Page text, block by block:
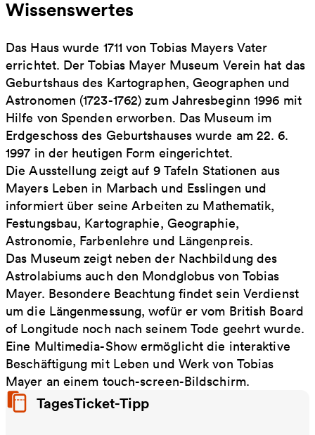
Wissenswertes
Das Haus wurde 1711 von Tobias Mayers Vater
errichtet. Der Tobias Mayer Museum Verein hat das
Geburtshaus des Kartographen, Geographen und
Astronomen (1723-1762) zum Jahresbeginn 1996 mit
Hilfe von Spenden erworben. Das Museum im
Erdgeschoss des Geburtshauses wurde am 22. 6.
1997 in der heutigen Form eingerichtet.
Die Ausstellung zeigt auf 9 Tafeln Stationen aus
Mayers Leben in Marbach und Esslingen und
informiert über seine Arbeiten zu Mathematik,
Festungsbau, Kartographie, Geographie,
Astronomie, Farbenlehre und Längenpreis.
Das Museum zeigt neben der Nachbildung des
Astrolabiums auch den Mondglobus von Tobias
Mayer. Besondere Beachtung findet sein Verdienst
um die Längenmessung, wofür er vom British Board
of Longitude noch nach seinem Tode geehrt wurde.
Eine Multimedia-Show ermöglicht die interaktive
Beschäftigung mit Leben und Werk von Tobias
Mayer an einem touch-screen-Bildschirm.
TagesTicket-Tipp